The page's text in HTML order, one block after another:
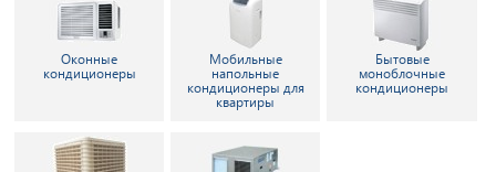
Оконные
кондиционеры
Мобильные
напольные
кондиционеры для
квартиры
Бытовые
моноблочные
кондиционеры